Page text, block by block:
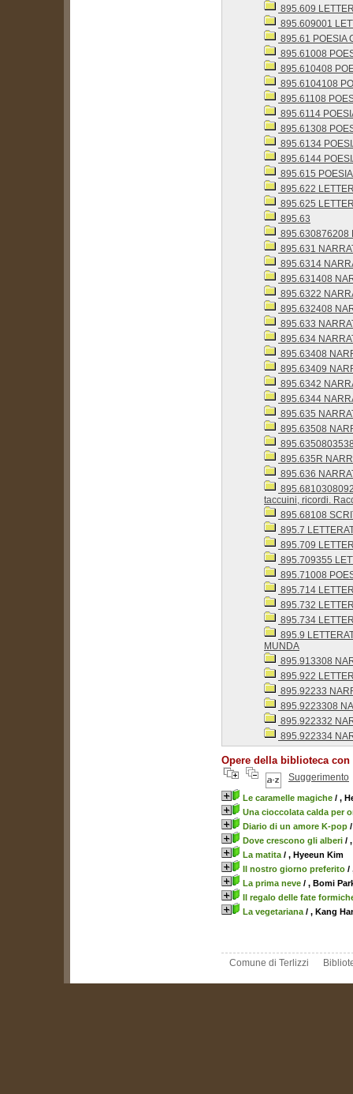
895.609
895.609001
895.61 POESIA
895.61008
895.610408
895.6104108
895.61108
895.6114
895.61308
895.6134
895.6144
895.615
895.622
895.625
895.63
895.630876208
895.631
895.6314
895.631408
895.6322
895.632408
895.633
895.634
895.63408
895.63409
895.6342
895.6344
895.635
895.63508
895.635R
895.636
taccuini, ricordi.
895.68108
895.7
895.709
895.709355
895.71008
895.714
895.732
895.734
895.9
MUNDA
895.913308
895.922
895.92233
895.9223308
895.922332
895.922334
Opere della biblioteca
Suggerimento
Le caramelle magiche / ,
Una cioccolata calda per
Diario di un amore K-pop
Dove crescono gli alberi /
La matita / , Hyeeun Kim
Il nostro giorno preferito /
La prima neve / , Bomi
Il regalo delle fate
La vegetariana / , Kang
Comune di Terlizzi